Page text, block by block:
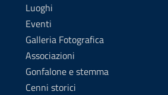
Luoghi
Eventi
Galleria Fotografica
Associazioni
Gonfalone e stemma
Cenni storici